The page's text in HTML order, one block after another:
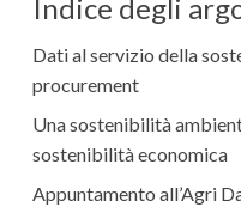
Indice degli
Dati al servizio della
procurement
Una sostenibilità
sostenibilità economica
Appuntamento all’Agri